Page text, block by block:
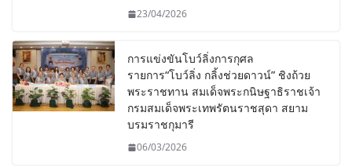
23/04/2026
การแข่งขันโบว์ลิ่งการกุศล
รายการ“โบว์ลิ่ง กลิ้งช่วยดาวน์” ชิงถ้วย
พระราชทาน สมเด็จพระกนิษฐาธิราชเจ้า
กรมสมเด็จพระเทพรัตนราชสุดา สยาม
บรมราชกุมารี
06/03/2026